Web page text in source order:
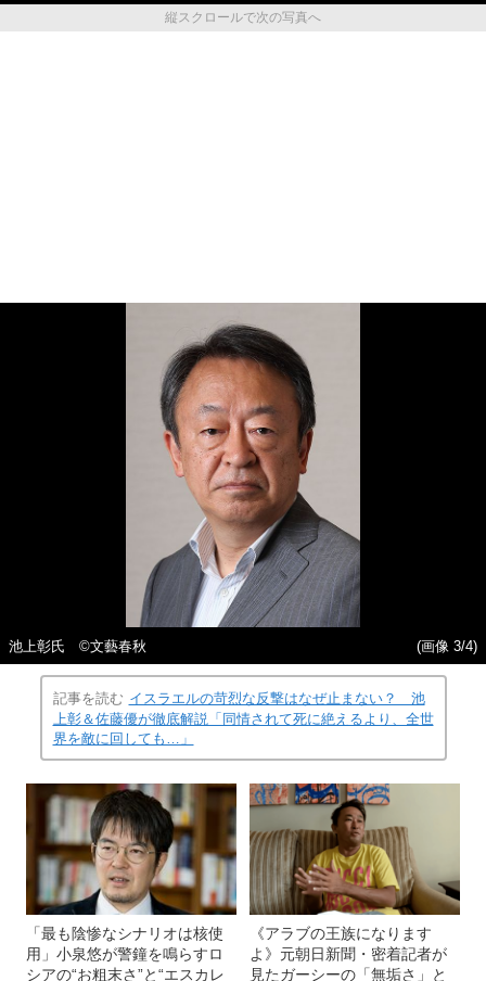
縦スクロールで次の写真へ
池上彰氏 ©文藝春秋 (画像 3/4)
記事を読む イスラエルの苛烈な反撃はなぜ止まない？ 池
上彰＆佐藤優が徹底解説「同情されて死に絶えるより、全世
界を敵に回しても…」
「最も陰惨なシナリオは核使
用」小泉悠が警鐘を鳴らすロ
シアの“お粗末さ”と“エスカレ
《アラブの王族になります
よ》元朝日新聞・密着記者が
見たガーシーの「無垢さ」と